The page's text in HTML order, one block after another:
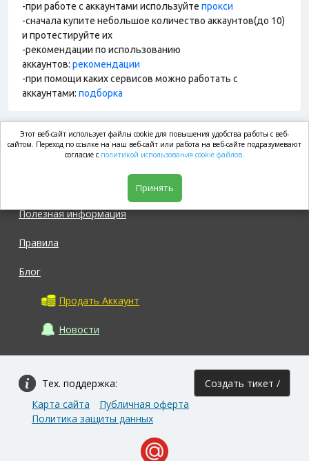
-при работе с аккаунтами используйте прокси
-сначала купите небольшое количество аккаунтов(до 10)
и протестируйте их
-рекомендации по использованию
аккаунтов: рекомендации
-при помощи каких сервисов можно работать с
аккаунтами: подборка
market.com
Полезная информация
Правила
Блог
Продать Аккаунт
Новости
Тех. поддержка: Создать тикет /
Карта сайта
Публичная оферта
Политика защиты данных
Этот веб-сайт использует файлы cookie для повышения удобства работы с веб-
сайтом. Переход по ссылке на наш веб-сайт или работа на веб-сайте подразумевают
согласие с политикой использования cookie файлов.
Принять